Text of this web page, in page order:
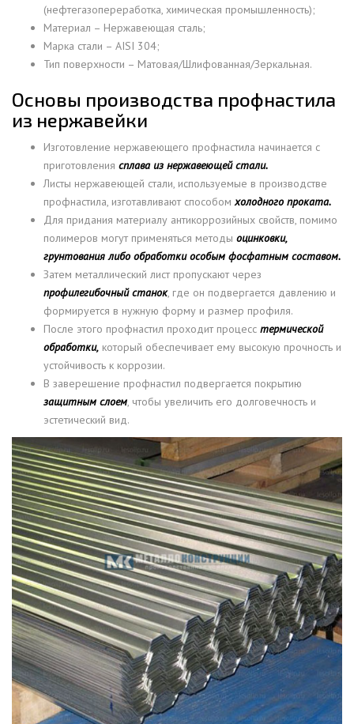
(нефтегазопереработка, химическая промышленность);
Материал – Нержавеющая сталь;
Марка стали – AISI 304;
Тип поверхности – Матовая/Шлифованная/Зеркальная.
Основы производства профнастила
из нержавейки
Изготовление нержавеющего профнастила начинается с
приготовления сплава из нержавеющей стали.
Листы нержавеющей стали, используемые в производстве
профнастила, изготавливают способом холодного проката.
Для придания материалу антикоррозийных свойств, помимо
полимеров могут применяться методы оцинковки,
грунтования либо обработки особым фосфатным составом.
Затем металлический лист пропускают через
профилегибочный станок, где он подвергается давлению и
формируется в нужную форму и размер профиля.
После этого профнастил проходит процесс термической
обработки, который обеспечивает ему высокую прочность и
устойчивость к коррозии.
В заверешение профнастил подвергается покрытию
защитным слоем, чтобы увеличить его долговечность и
эстетический вид.